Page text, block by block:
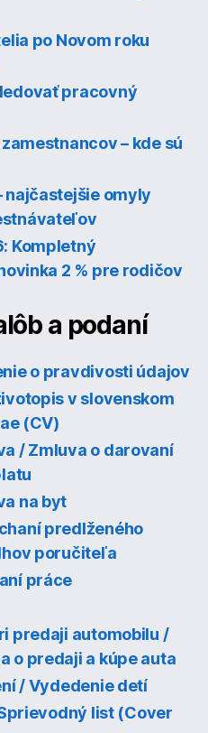
po Novom roku
pracovný
– kde sú
najčastejšie omyly
Kompletný
2 % pre rodičov
a podaní
o pravdivosti údajov
v slovenskom
(CV)
/ Zmluva o darovaní
na byt
predlženého
poručiteľa
práce
predaji automobilu /
o predaji a kúpe auta
/ Vydedenie detí
list (Cover